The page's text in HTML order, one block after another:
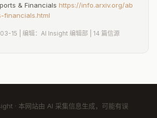
长？arXiv 是否需要寻找新的"锚定资助
色？这些问题的答案将直接影响独立后的
& Financials https://info.arxiv.org/ab
financials.html
15 | 编辑：AI Insight 编辑部 | 14 篇信源
· 本网站由 AI 采集信息生成，可能有误